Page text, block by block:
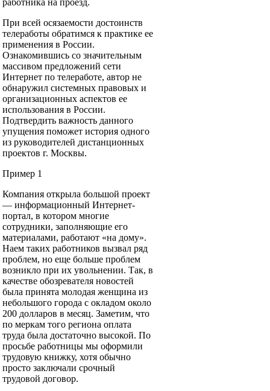
работника на проезд.
При всей осязаемости достоинств
телеработы обратимся к практике ее
применения в России.
Ознакомившись со значительным
массивом предложений сети
Интернет по телеработе, автор не
обнаружил системных правовых и
организационных аспектов ее
использования в России.
Подтвердить важность данного
упущения поможет история одного
из руководителей дистанционных
проектов г. Москвы.
Пример 1
Компания открыла большой проект
— информационный Интернет-
портал, в котором многие
сотрудники, заполняющие его
материалами, работают «на дому».
Наем таких работников вызвал ряд
проблем, но еще больше проблем
возникло при их увольнении. Так, в
качестве обозревателя новостей
была принята молодая женщина из
небольшого города с окладом около
200 долларов в месяц. Заметим, что
по меркам того региона оплата
труда была достаточно высокой. По
просьбе работницы мы оформили
трудовую книжку, хотя обычно
просто заключали срочный
трудовой договор.